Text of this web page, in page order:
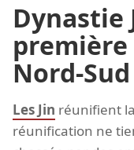
Dynastie
Nord-Sud
Les Jin réunifient
réunification ne